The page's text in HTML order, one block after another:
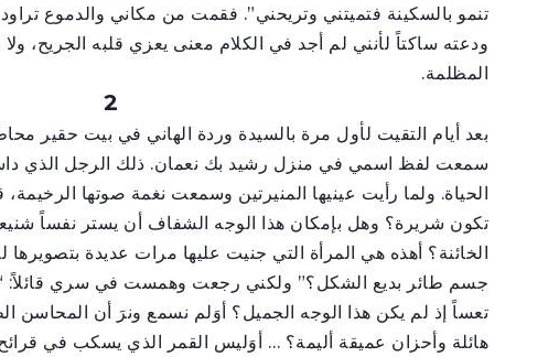
تنمو بالسكينة فتميتني وتريحني”. فقمت من مكاني والدموع
ودعته ساكتاً لأنني لم أجد في الكلام معنى يعزي قلبه الجريح،
المظلمة.
2
بعد أيام التقيت لأول مرة بالسيدة وردة الهاني في بيت حقير
سمعت لفظ اسمي في منزل رشيد بك نعمان. ذلك الرجل الذي
الحياة. ولما رأيت عينيها المنيرتين وسمعت نغمة صوتها
تكون شريرة؟ وهل بإمكان هذا الوجه الشفاف أن يستر نفساً
الخائنة؟ أهذه هي المرأة التي جنيت عليها مرات عديدة
جسم طائر بديع الشكل؟” ولكني رجعت وهمست في سري قائلاً:
تعساً إذ لم يكن هذا الوجه الجميل؟ أوَلم نسمع ونرَ أن المحاسن
هائلة وأحزان عميقة أليمة؟ … أوَليس القمر الذي يسكب في